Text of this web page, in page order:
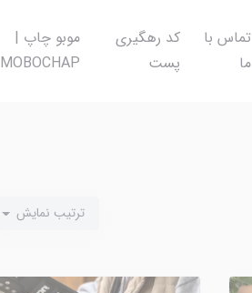
تماس با
ما
کد رهگیری
پست
موبو چاپ |
MOBOCHAP
ترتیب نمایش